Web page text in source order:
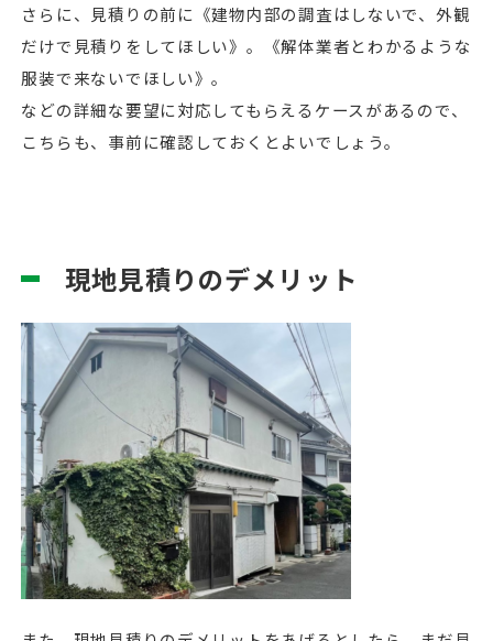
さらに、見積りの前に《建物内部の調査はしないで、外観
だけで見積りをしてほしい》。《解体業者とわかるような
服装で来ないでほしい》。
などの詳細な要望に対応してもらえるケースがあるので、
こちらも、事前に確認しておくとよいでしょう。
現地見積りのデメリット